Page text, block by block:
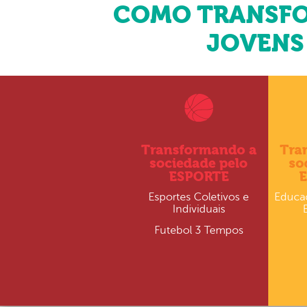
COMO
Transformando a
sociedade pelo
ESPORTE
Esportes Coletivos e
Individuais
Futebol 3 Tempos